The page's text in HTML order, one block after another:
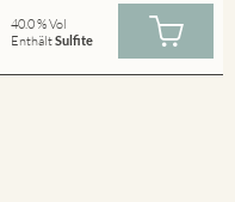
40.0 % Vol
EnthältSulfite